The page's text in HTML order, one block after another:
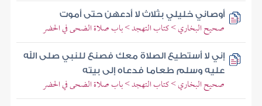
أوصاني خليلي بثلاث لا أدعهن حتى أموت
صحيح البخاري > كتاب التهجد > باب صلاة الضحى في الحضر
إني لا أستطيع الصلاة معك فصنع للنبي صلى الله
عليه وسلم طعاما فدعاه إلى بيته
صحيح البخاري > كتاب التهجد > باب صلاة الضحى في الحضر